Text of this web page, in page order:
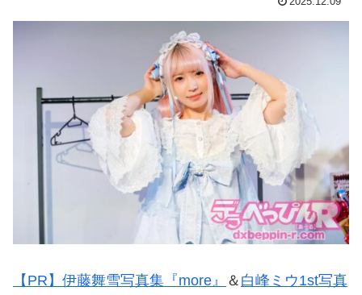
【PR】伊藤舞雪写真集『more』 ＆ 白峰ミウ1st写真